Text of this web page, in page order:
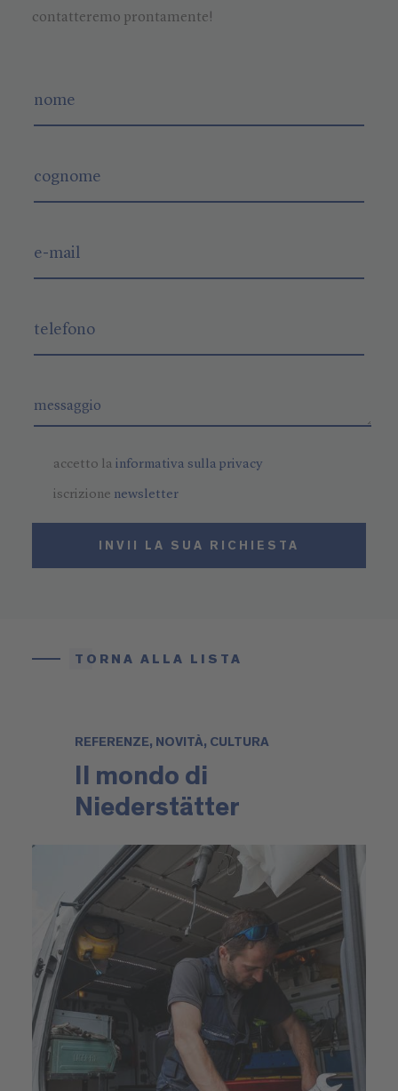
contatteremo prontamente!
accetto lainformativa sulla privacy
iscrizione newsletter
INVII LA SUA RICHIESTA
TORNA ALLA LISTA
REFERENZE, NOVITÀ, CULTURA
Il mondo di
Niederstätter